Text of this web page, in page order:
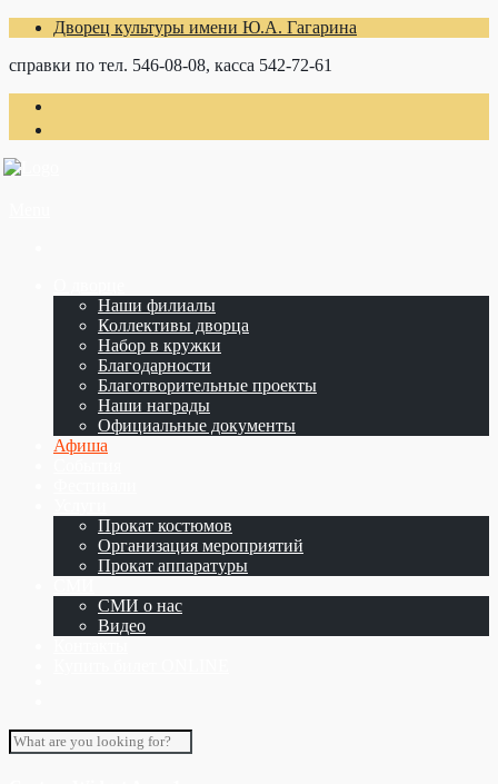
Дворец культуры имени Ю.А. Гагарина
справки по тел. 546-08-08, касса 542-72-61
Наши филиалы
Коллективы дворца
Набор в кружки
Благодарности
Благотворительные проекты
Наши награды
Официальные документы
Афиша
Прокат костюмов
Организация мероприятий
Прокат аппаратуры
СМИ о нас
Видео